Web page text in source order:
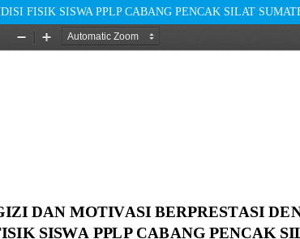
FISIK SISWA PPLP CABANG PENCAK SILAT